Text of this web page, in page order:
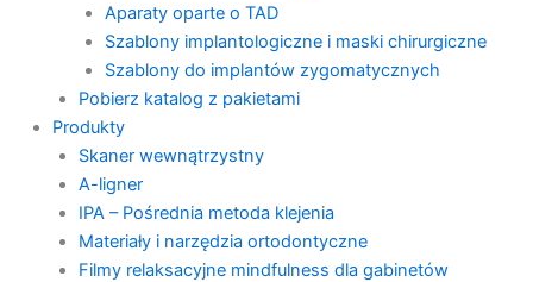
Aparaty oparte o TAD
Szablony implantologiczne i maski chirurgiczne
Szablony do implantów zygomatycznych
Pobierz katalog z pakietami
Produkty
Skaner wewnątrzystny
A-ligner
IPA – Pośrednia metoda klejenia
Materiały i narzędzia ortodontyczne
Filmy relaksacyjne mindfulness dla gabinetów